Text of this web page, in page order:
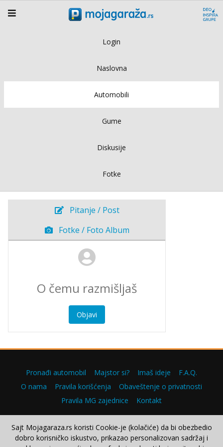
Login
Naslovna
Automobili
Gume
Diskusije
Fotke
Pitanje / Post
Fotke / Foto Album
Objavi
Pronađi automobil Majstor si? Imaš ideje
F.A.Q.
O nama
Pravila korišćenja
Obaveštenje o privatnosti
Pravila MG zajednice
Kontakt
Copyright © 2000–2026.
Sajt Mojagaraza.rs koristi Cookie-je (kolačiće) da bi obezbedio
dobro korisničko iskustvo, prikazao personalizovan sadržaj i